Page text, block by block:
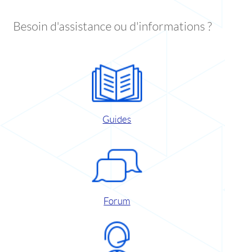
Besoin d'assistance ou d'informations ?
Guides
Forum